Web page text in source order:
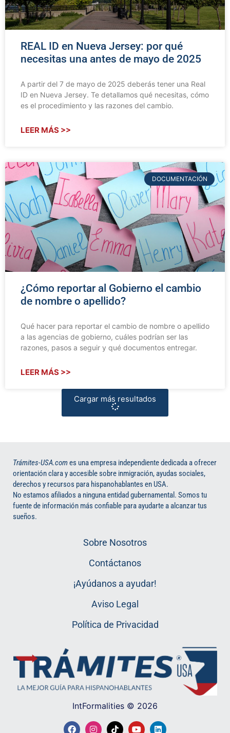
REAL ID en Nueva Jersey: por qué
necesitas una antes de mayo de 2025
A partir del 7 de mayo de 2025 deberás tener una Real
ID en Nueva Jersey. Te detallamos qué necesitas, cómo
es el procedimiento y las razones del cambio.
LEER MÁS >>
DOCUMENTACIÓN
¿Cómo reportar al Gobierno el cambio
de nombre o apellido?
Qué hacer para reportar el cambio de nombre o apellido
a las agencias de gobierno, cuáles podrían ser las
razones, pasos a seguir y qué documentos entregar.
LEER MÁS >>
Cargar más resultados
Trámites-USA.comes una empresa independiente dedicada a ofrecer
orientación clara y accesible sobre inmigración, ayudas sociales,
derechos y recursos para hispanohablantes en USA.
No estamos afiliados a ninguna entidad gubernamental. Somos tu
fuente de información más confiable para ayudarte a alcanzar tus
sueños.
Sobre Nosotros
Contáctanos
¡Ayúdanos a ayudar!
Aviso Legal
Política de Privacidad
IntFormalities © 2026